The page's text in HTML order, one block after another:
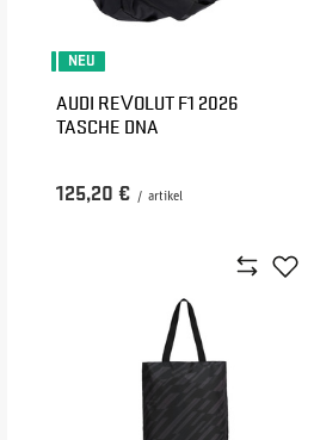
NEU
AUDI REVOLUT F1 2026
TASCHE DNA
125,20 € / artikel